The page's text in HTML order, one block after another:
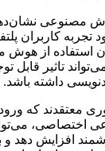
تجربه کاربران
استفاده از
تاثیر قابل
داشته باشد.
می‌تواند
افزایش دهد و